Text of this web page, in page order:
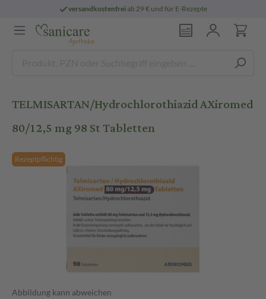
versandkostenfreiab 29 € und für E-Rezepte
TELMISARTAN/Hydrochlorothiazid AXiromed
80/12,5 mg 98 St Tabletten
Rezeptpflichtig
Abbildung kann abweichen